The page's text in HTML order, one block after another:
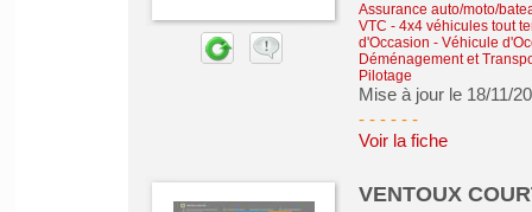
Assurance auto/moto/
VTC - 4x4 véhicules tout
d'Occasion - Véhicule
Déménagement et
Pilotage
Mise à jour le 18/11/
- - - - --
Voir la fiche
VENTOUX